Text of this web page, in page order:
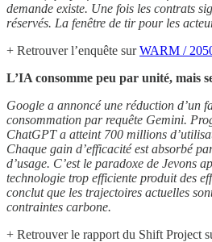
demande existe. Une fois les contrats
réservés. La fenêtre de tir pour les
+ Retrouver l’enquête surWARM /
L’IA consomme peu par unité, mais
Google a annoncé une réduction d’un
consommation par requête Gemini.
ChatGPT a atteint 700 millions
Chaque gain d’efficacité est absorbé
d’usage. C’est le paradoxe de Jevons
technologie trop efficiente produit des
conclut que les trajectoires actuelles
contraintes carbone.
+ Retrouver le rapport du Shift Project